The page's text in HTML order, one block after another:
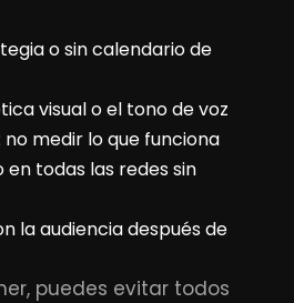
o sin calendario de
visual o el tono de voz
medir lo que funciona
en todas las redes sin
la audiencia después de
puedes evitar todos